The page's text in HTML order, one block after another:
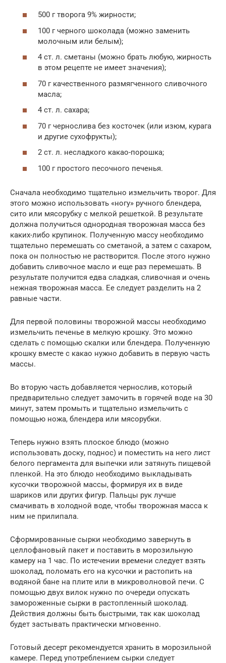
500 г творога 9% жирности;
100 г черного шоколада (можно заменить
молочным или белым);
4 ст. л. сметаны (можно брать любую, жирность
в этом рецепте не имеет значения);
70 г качественного размягченного сливочного
масла;
4 ст. л. сахара;
70 г чернослива без косточек (или изюм, курага
и другие сухофрукты);
2 ст. л. несладкого какао-порошка;
100 г простого песочного печенья.
Сначала необходимо тщательно измельчить творог. Для
этого можно использовать «ногу» ручного блендера,
сито или мясорубку с мелкой решеткой. В результате
должна получиться однородная творожная масса без
каких-либо крупинок. Полученную массу необходимо
тщательно перемешать со сметаной, а затем с сахаром,
пока он полностью не растворится. После этого нужно
добавить сливочное масло и еще раз перемешать. В
результате получится едва сладкая, сливочная и очень
нежная творожная масса. Ее следует разделить на 2
равные части.
Для первой половины творожной массы необходимо
измельчить печенье в мелкую крошку. Это можно
сделать с помощью скалки или блендера. Полученную
крошку вместе с какао нужно добавить в первую часть
массы.
Во вторую часть добавляется чернослив, который
предварительно следует замочить в горячей воде на 30
минут, затем промыть и тщательно измельчить с
помощью ножа, блендера или мясорубки.
Теперь нужно взять плоское блюдо (можно
использовать доску, поднос) и поместить на него лист
белого пергамента для выпечки или затянуть пищевой
пленкой. На это блюдо необходимо выкладывать
кусочки творожной массы, формируя их в виде
шариков или других фигур. Пальцы рук лучше
смачивать в холодной воде, чтобы творожная масса к
ним не прилипала.
Сформированные сырки необходимо завернуть в
целлофановый пакет и поставить в морозильную
камеру на 1 час. По истечении времени следует взять
шоколад, поломать его на кусочки и растопить на
водяной бане на плите или в микроволновой печи. С
помощью двух вилок нужно по очереди опускать
замороженные сырки в растопленный шоколад.
Действия должны быть быстрыми, так как шоколад
будет застывать практически мгновенно.
Готовый десерт рекомендуется хранить в морозильной
камере. Перед употреблением сырки следует